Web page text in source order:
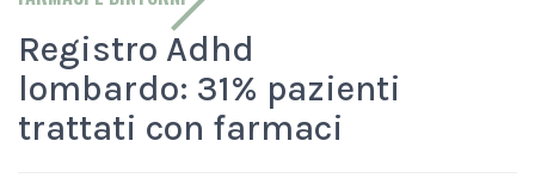
Registro Adhd
lombardo: 31% pazienti
trattati con farmaci